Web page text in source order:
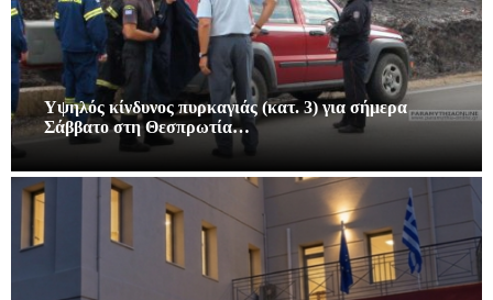
Υψηλός κίνδυνος πυρκαγιάς (κατ. 3) για σήμερα
Σάββατο στη Θεσπρωτία…